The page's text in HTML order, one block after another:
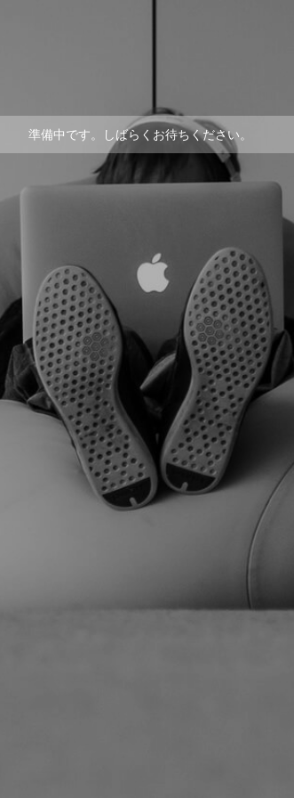
準備中です。しばらくお待ちください。